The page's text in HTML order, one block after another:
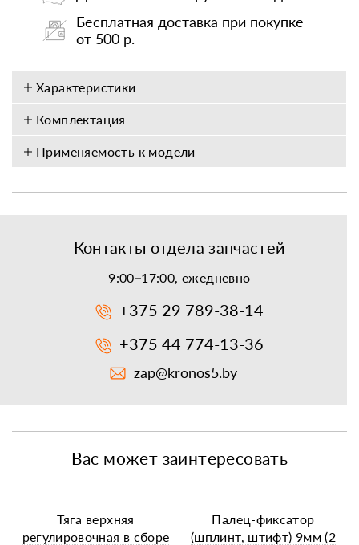
Бесплатная доставка при покупке
от 500 р.
Характеристики
Комплектация
Применяемость к модели
Контакты отдела запчастей
9:00–17:00, ежедневно
+375 29 789-38-14
+375 44 774-13-36
zap@kronos5.by
Вас может заинтересовать
Тяга верхняя
регулировочная в сборе
Палец-фиксатор
(шплинт, штифт) 9мм (2